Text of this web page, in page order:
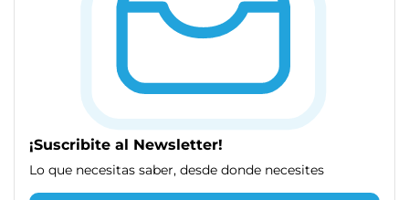
¡Suscribite al Newsletter!
Lo que necesitas saber, desde donde necesites